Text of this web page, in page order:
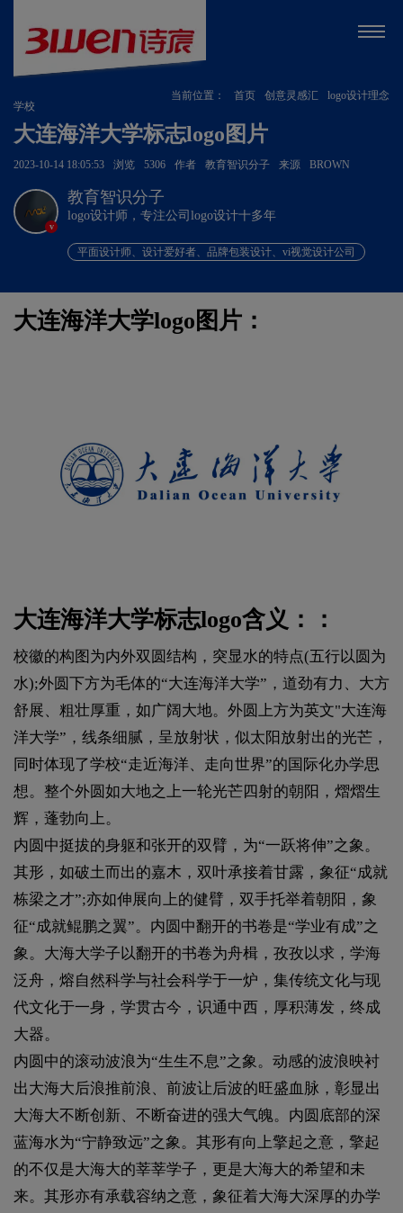
当前位置： 首页 创意灵感汇
logo设计理念
学校
大连海洋大学标志logo图片
2023-10-14 18:05:53 浏览 5306 作者 教育智识分子 来源 BROWN
v
教育智识分子
logo设计师，专注公司logo设计十多年
平面设计师、设计爱好者、品牌包装设计、vi视觉设计公司
大连海洋大学logo图片：
大连海洋大学标志logo含义：：
校徽的构图为内外双圆结构，突显水的特点(五行以圆为
水);外圆下方为毛体的“大连海洋大学”，道劲有力、大方
舒展、粗壮厚重，如广阔大地。外圆上方为英文"大连海
洋大学”，线条细腻，呈放射状，似太阳放射出的光芒，
同时体现了学校“走近海洋、走向世界”的国际化办学思
想。整个外圆如大地之上一轮光芒四射的朝阳，熠熠生
辉，蓬勃向上。
内圆中挺拔的身躯和张开的双臂，为“一跃将伸”之象。
其形，如破土而出的嘉木，双叶承接着甘露，象征“成就
栋梁之才”;亦如伸展向上的健臂，双手托举着朝阳，象
征“成就鲲鹏之翼”。内圆中翻开的书卷是“学业有成”之
象。大海大学子以翻开的书卷为舟楫，孜孜以求，学海
泛舟，熔自然科学与社会科学于一炉，集传统文化与现
代文化于一身，学贯古今，识通中西，厚积薄发，终成
大器。
内圆中的滚动波浪为“生生不息”之象。动感的波浪映衬
出大海大后浪推前浪、前波让后波的旺盛血脉，彰显出
大海大不断创新、不断奋进的强大气魄。内圆底部的深
蓝海水为“宁静致远”之象。其形有向上擎起之意，擎起
的不仅是大海大的莘莘学子，更是大海大的希望和未
来。其形亦有承载容纳之意，象征着大海大深厚的办学